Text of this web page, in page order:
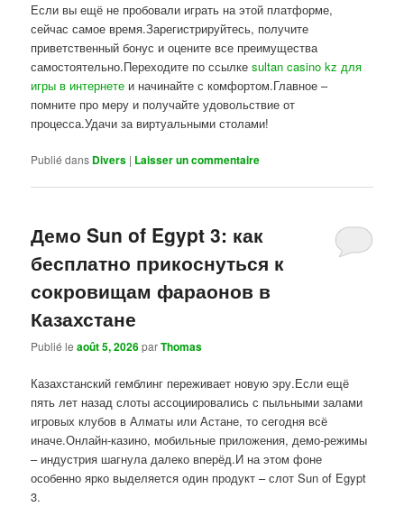
Если вы ещё не пробовали играть на этой платформе,
сейчас самое время.Зарегистрируйтесь, получите
приветственный бонус и оцените все преимущества
самостоятельно.Переходите по ссылкеsultan casino kz для
игры в интернете и начинайте с комфортом.Главное –
помните про меру и получайте удовольствие от
процесса.Удачи за виртуальными столами!
Publié dans Divers | Laisser un commentaire
Демо Sun of Egypt 3: как
бесплатно прикоснуться к
сокровищам фараонов в
Казахстане
Publié leaoût 5, 2026parThomas
Казахстанский гемблинг переживает новую эру.Если ещё
пять лет назад слоты ассоциировались с пыльными залами
игровых клубов в Алматы или Астане, то сегодня всё
иначе.Онлайн-казино, мобильные приложения, демо-режимы
– индустрия шагнула далеко вперёд.И на этом фоне
особенно ярко выделяется один продукт – слот Sun of Egypt
3.